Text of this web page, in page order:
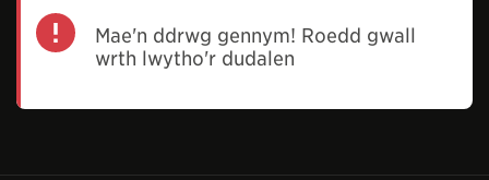
Mae'n ddrwg gennym! Roedd gwall
wrth lwytho'r dudalen